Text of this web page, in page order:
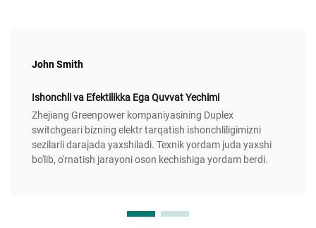
John Smith
Ishonchli va Efektilikka Ega Quvvat Yechimi
Zhejiang Greenpower kompaniyasining Duplex
switchgeari bizning elektr tarqatish ishonchliligimizni
sezilarli darajada yaxshiladi. Texnik yordam juda yaxshi
bo'lib, o'rnatish jarayoni oson kechishiga yordam berdi.